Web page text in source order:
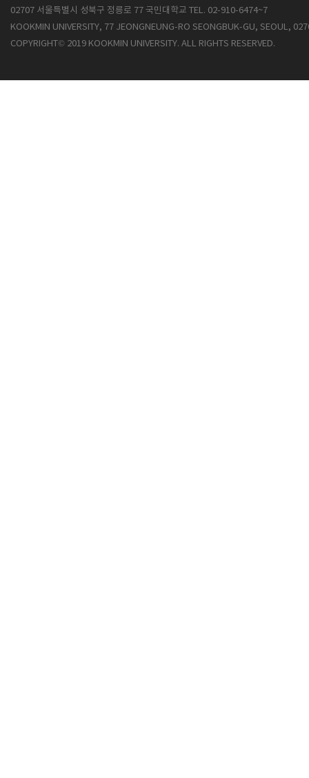
02707 서울특별시 성북구 정릉로 77 국민대학교 TEL. 02-910-6474~7
KOOKMIN UNIVERSITY, 77 JEONGNEUNG-RO SEONGBUK-GU, SEOUL,
COPYRIGHT© 2019 KOOKMIN UNIVERSITY. ALL RIGHTS RESERVED.